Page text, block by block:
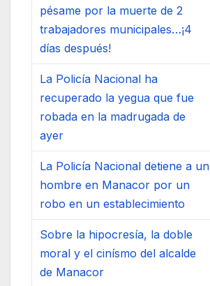
pésame por la muerte de 2
trabajadores municipales…¡4
días después!
La Policía Nacional ha
recuperado la yegua que fue
robada en la madrugada de
ayer
La Policía Nacional detiene a un
hombre en Manacor por un
robo en un establecimiento
Sobre la hipocresía, la doble
moral y el cinísmo del alcalde
de Manacor